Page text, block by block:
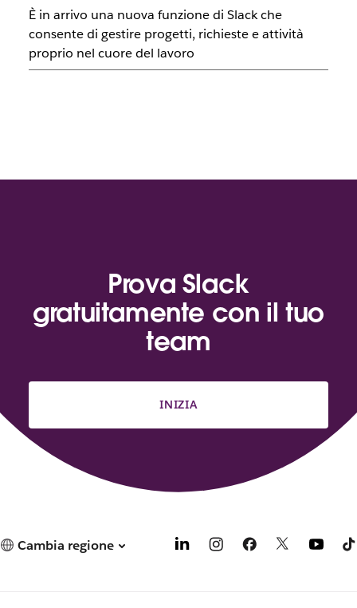
È in arrivo una nuova funzione di Slack che
consente di gestire progetti, richieste e attività
proprio nel cuore del lavoro
Prova Slack
gratuitamente con il tuo
team
INIZIA
Cambia regione